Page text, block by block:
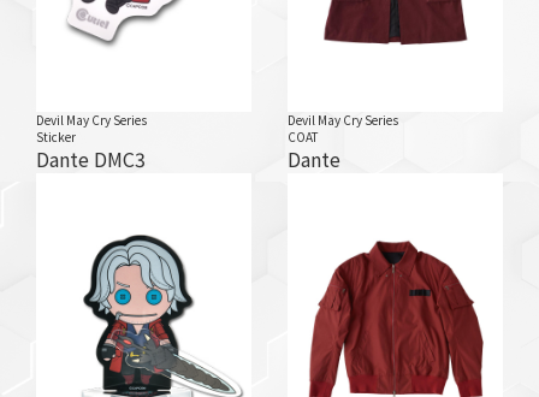
Devil May Cry Series
Sticker
Dante DMC3
Devil May Cry Series
COAT
Dante